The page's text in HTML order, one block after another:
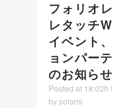
フォリオレ
レタッチ
イベント
ョンパー
のお知らせ
Posted at 18:02h
by solaris